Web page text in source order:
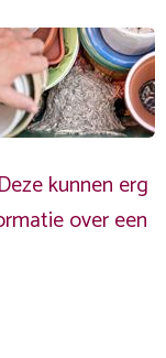
kunnen erg
over een